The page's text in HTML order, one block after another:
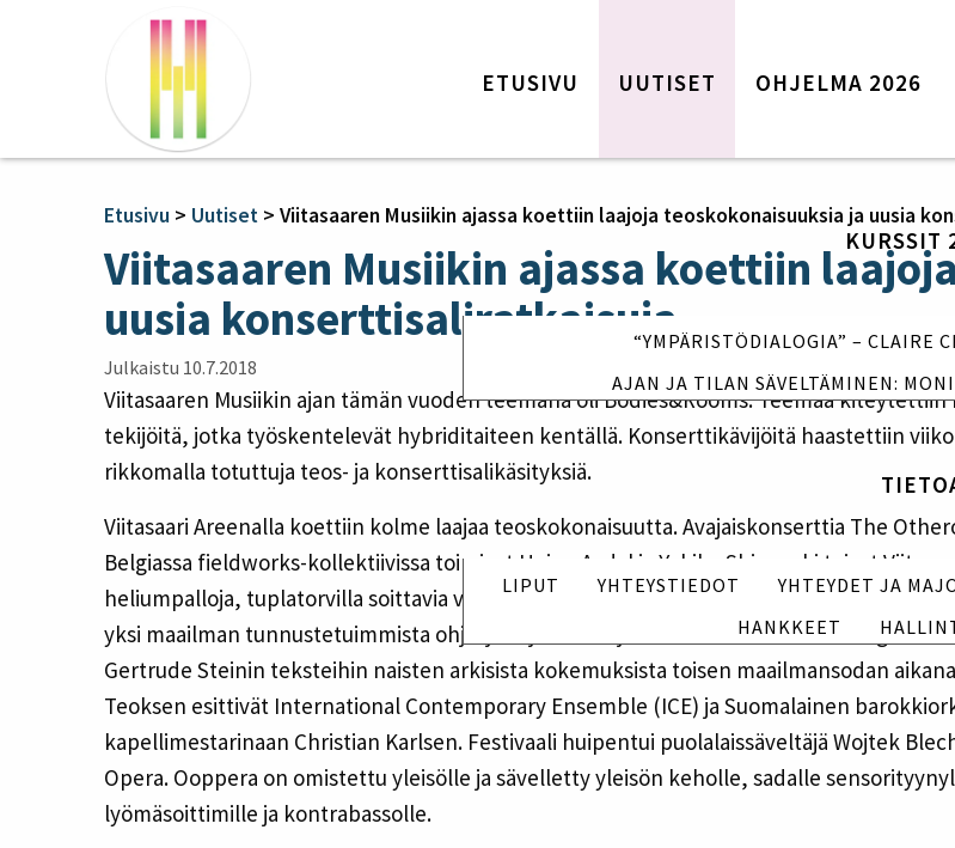
ETUSIVU UUTISET OHJELMA 2026
KURSSIT
“YMPÄRISTÖDIALOGIA” – CLAIRE
AJAN JA TILAN SÄVELTÄMINEN:
LIPUT YHTEYSTIEDOT YHTEYDET JA
HANKKEET
Uutiset
Ohjelma 2026
Kurssit 2026
“Ympäristödialogia” – Claire
ja Annea Lockwood
Ajan ja tilan säveltäminen:
monitaiteiset lähestymistavat
Tietoa
Yhteydet ja majoitus
Tilaa uutiskirje
Jäsenyys
Hallinto
Historia
English Suomi
Etusivu > Uutiset > Viitasaaren Musiikin ajassa koettiin laajoja teoskokonaisuuksia ja uusia
Viitasaaren Musiikin ajassa koettiin
uusia konserttisaliratkaisuja
Julkaistu 10.7.2018
Viitasaaren Musiikin ajan tämän vuoden teemana oli Bodies&Rooms. Teemaa
tekijöitä, jotka työskentelevät hybriditaiteen kentällä. Konserttikävijöitä haastettiin
rikkomalla totuttuja teos- ja konserttisalikäsityksiä.
Viitasaari Areenalla koettiin kolme laajaa teoskokonaisuutta. Avajaiskonserttia The
Belgiassa fieldworks-kollektiivissa toimivat Heine Avdal ja Yukiko Shinozaki toivat
heliumpalloja, tuplatorvilla soittavia vaskimuusikoita ja tanssijoita. Ensi kertaa
yksi maailman tunnustetuimmista ohjaajista ja säveltäjistä. Hänen teoksensa Songs of
Gertrude Steinin teksteihin naisten arkisista kokemuksista toisen maailmansodan
Teoksen esittivät International Contemporary Ensemble (ICE) ja Suomalainen
kapellimestarinaan Christian Karlsen. Festivaali huipentui puolalaissäveltäjä Wojtek
Opera. Ooppera on omistettu yleisölle ja sävelletty yleisön keholle, sadalle
lyömäsoittimille ja kontrabassolle.